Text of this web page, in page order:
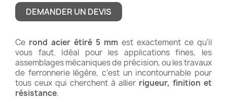
DEMANDER UN DEVIS
Ce rond acier étiré 5 mm est exactement ce qu’il
vous faut. Idéal pour les applications fines, les
assemblages mécaniques de précision, ou les travaux
de ferronnerie légère, c’est un incontournable pour
tous ceux qui cherchent à allier rigueur, finition et
résistance.